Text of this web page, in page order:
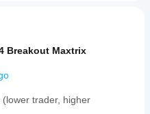
Breakout Maxtrix
trader, higher